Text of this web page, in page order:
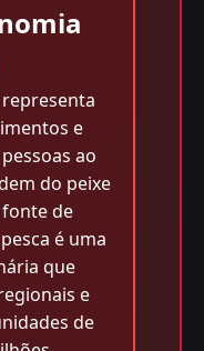
e
ao
do peixe
de
é uma
que
e
de